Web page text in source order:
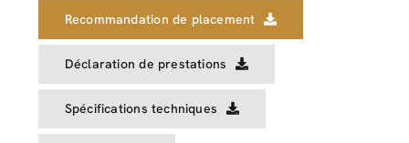
Recommandation de placement
Déclaration de prestations
Spécifications techniques